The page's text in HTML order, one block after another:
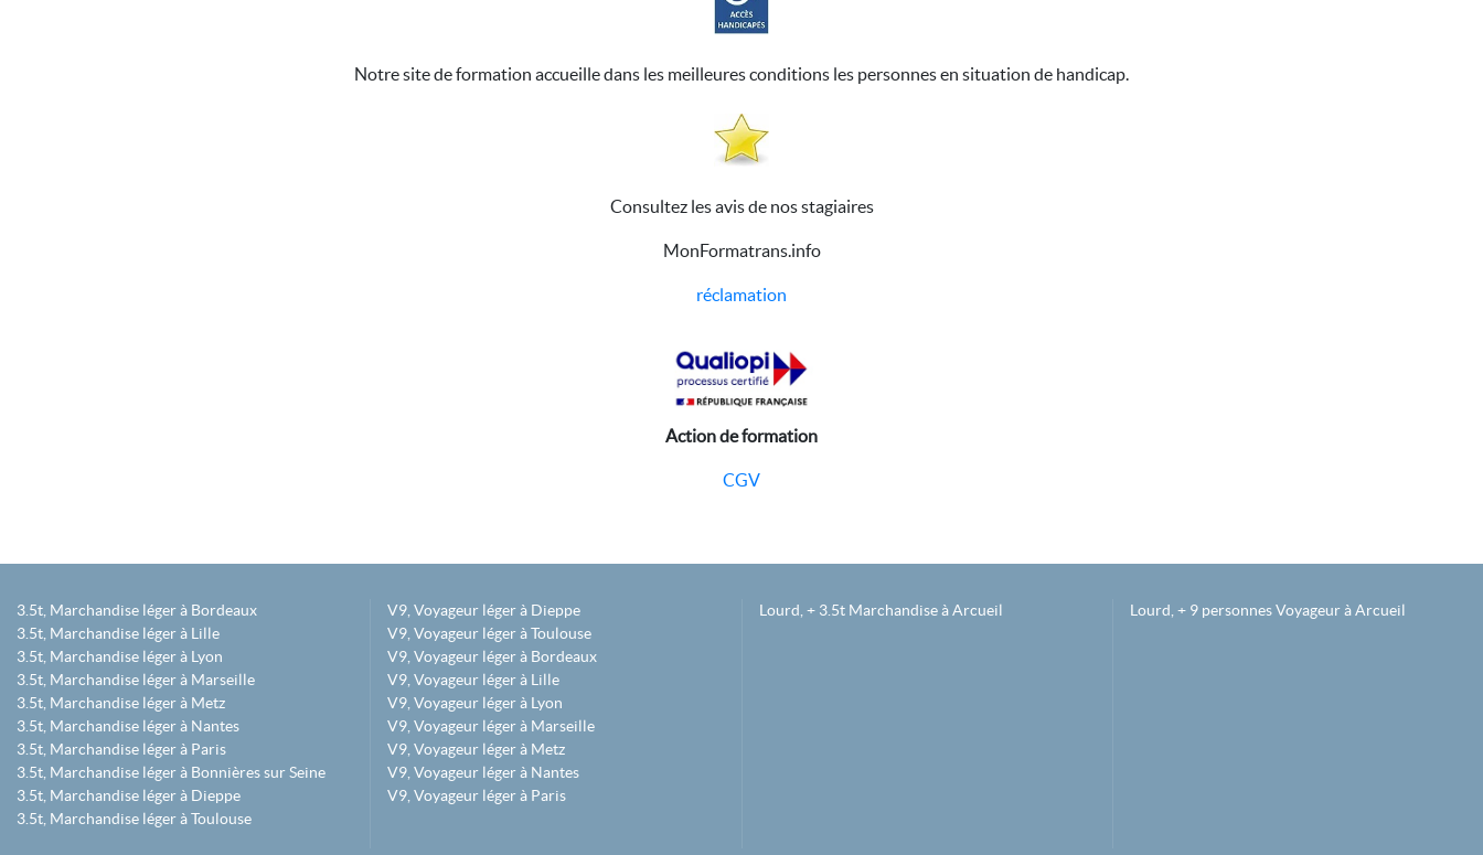
Notre site de formation accueille dans les meilleures conditions les personnes en situation de handicap.
Consultez les avis de nos stagiaires
MonFormatrans.info
réclamation
Action de formation
CGV
3.5t, Marchandise léger à Bordeaux
3.5t, Marchandise léger à Lille
3.5t, Marchandise léger à Lyon
3.5t, Marchandise léger à Marseille
3.5t, Marchandise léger à Metz
3.5t, Marchandise léger à Nantes
3.5t, Marchandise léger à Paris
3.5t, Marchandise léger à Bonnières sur Seine
3.5t, Marchandise léger à Dieppe
3.5t, Marchandise léger à Toulouse
V9, Voyageur léger à Dieppe
V9, Voyageur léger à Toulouse
V9, Voyageur léger à Bordeaux
V9, Voyageur léger à Lille
V9, Voyageur léger à Lyon
V9, Voyageur léger à Marseille
V9, Voyageur léger à Metz
V9, Voyageur léger à Nantes
V9, Voyageur léger à Paris
Lourd, + 3.5t Marchandise à Arcueil Lourd, + 9 personnes Voyageur à Arcueil